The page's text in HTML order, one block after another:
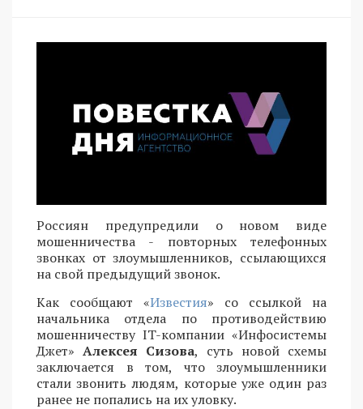
Россиян предупредили o новом виде
мошенничества - повторных телефонных
звонках от злоумышленников, ссылающихся
на свой предыдущий звонок.
Как сообщают «Известия» со ссылкой на
начальника отдела по противодействию
мошенничеству IT-компании «Инфосистемы
Джет»Алексея Сизова, суть новой схемы
заключается в том, что злоумышленники
стали звонить людям, которые уже один раз
ранее не попались на их уловку.